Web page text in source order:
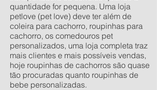
quantidade for pequena. Uma loja
petlove (pet love) deve ter além de
coleira para cachorro, roupinhas para
cachorro, os comedouros pet
personalizados, uma loja completa traz
mais clientes e mais possíveis vendas,
hoje roupinhas de cachorros são quase
tão procuradas quanto roupinhas de
bebe personalizadas.